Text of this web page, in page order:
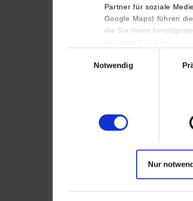
Partner für soziale
Google Maps) führen
die Sie ihnen
Notwendig
Nur
Maschinenbau